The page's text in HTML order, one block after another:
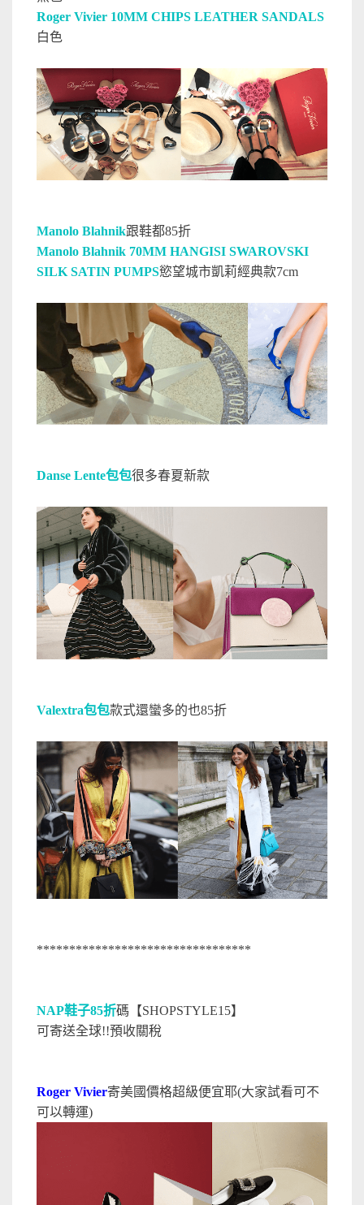
Roger Vivier 10MM CHIPS LEATHER SANDALS
白色
Manolo Blahnik跟鞋都85折
Manolo Blahnik 70MM HANGISI SWAROVSKI
SILK SATIN PUMPS慾望城市凱莉經典款7cm
Danse Lente包包很多春夏新款
Valextra包包款式還蠻多的也85折
*********************************
NAP鞋子85折碼【SHOPSTYLE15】
可寄送全球!!預收關稅
Roger Vivier寄美國價格超級便宜耶(大家試看可不
可以轉運)